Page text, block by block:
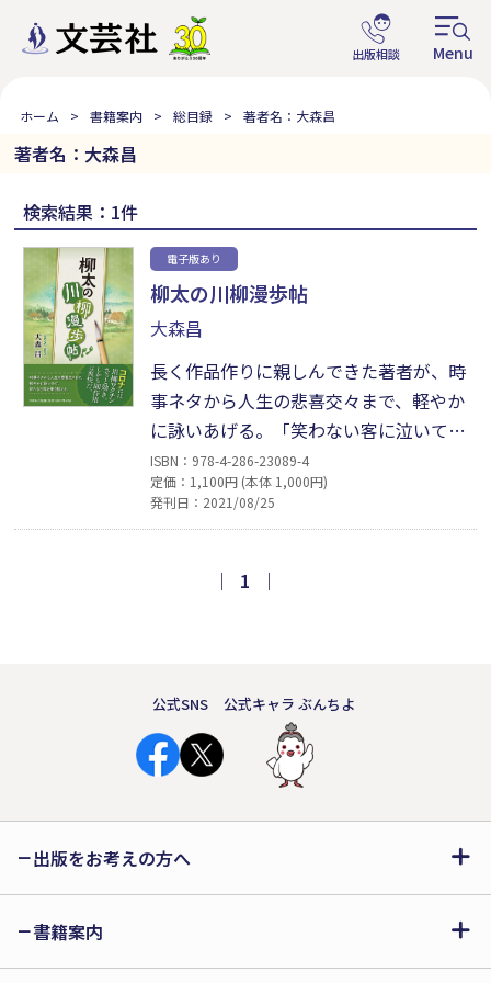
ホーム 書籍案内 総目録 著者名：大森昌
著者名：大森昌
検索結果：1件
電子版あり
柳太の川柳漫歩帖
大森昌
長く作品作りに親しんできた著者が、時
事ネタから人生の悲喜交々まで、軽やか
に詠いあげる。「笑わない客に泣いてる
初前座」、「いつものといつもの顔がい
つも言い」などどこか笑える一句や、
「ゆうすげは想いを秘めて朝に散り」、
い深い一句を含んだ川柳260句のほか、
ISBN：978-4-286-23089-4
定価：1,100円 (本体 1,000円)
発刊日：2021/08/25
｜ 1 ｜
公式SNS 公式キャラ ぶんちよ
出版をお考えの方へ
書籍案内